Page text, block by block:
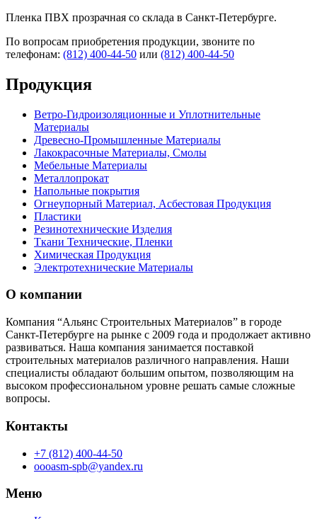
Пленка ПВХ прозрачная со склада в Санкт-Петербурге.
По вопросам приобретения продукции, звоните по
телефонам: (812) 400-44-50 или (812) 400-44-50
Продукция
Ветро-Гидроизоляционные и Уплотнительные
Материалы
Древесно-Промышленные Материалы
Лакокрасочные Материалы, Смолы
Мебельные Материалы
Металлопрокат
Напольные покрытия
Огнеупорный Материал, Асбестовая Продукция
Пластики
Резинотехнические Изделия
Ткани Технические, Пленки
Химическая Продукция
Электротехнические Материалы
О компании
Компания “Альянс Строительных Материалов” в городе
Санкт-Петербурге на рынке с 2009 года и продолжает активно
развиваться. Наша компания занимается поставкой
строительных материалов различного направления. Наши
специалисты обладают большим опытом, позволяющим на
высоком профессиональном уровне решать самые сложные
вопросы.
Контакты
+7 (812) 400-44-50
oooasm-spb@yandex.ru
Меню